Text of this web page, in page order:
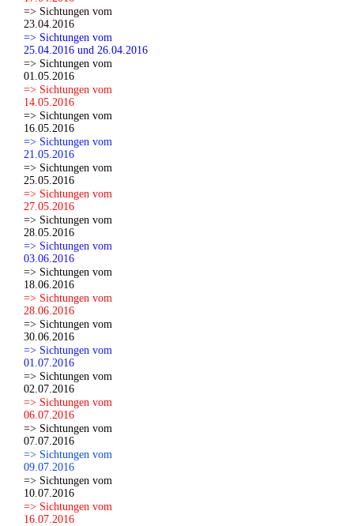
=> Sichtungen vom
23.04.2016
=> Sichtungen vom
25.04.2016 und 26.04.2016
=> Sichtungen vom
01.05.2016
=> Sichtungen vom
14.05.2016
=> Sichtungen vom
16.05.2016
=> Sichtungen vom
21.05.2016
=> Sichtungen vom
25.05.2016
=> Sichtungen vom
27.05.2016
=> Sichtungen vom
28.05.2016
=> Sichtungen vom
03.06.2016
=> Sichtungen vom
18.06.2016
=> Sichtungen vom
28.06.2016
=> Sichtungen vom
30.06.2016
=> Sichtungen vom
01.07.2016
=> Sichtungen vom
02.07.2016
=> Sichtungen vom
06.07.2016
=> Sichtungen vom
07.07.2016
=> Sichtungen vom
09.07.2016
=> Sichtungen vom
10.07.2016
=> Sichtungen vom
16.07.2016